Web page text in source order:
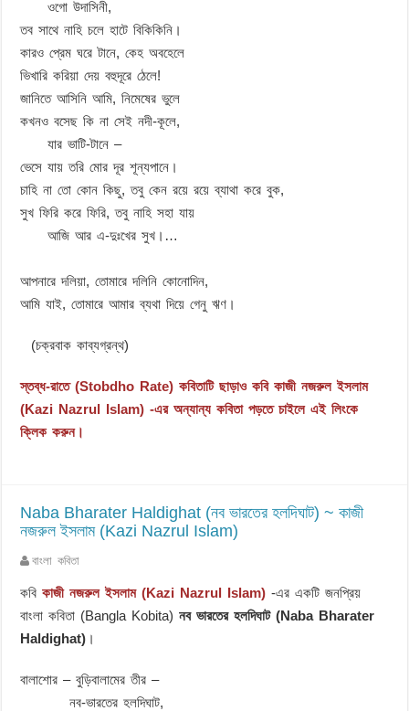
ওগো উদাসিনী,
তব সাথে নাহি চলে হাটে বিকিকিনি।
কারও প্রেম ঘরে টানে, কেহ অবহেলে
ভিখারি করিয়া দেয় বহুদূরে ঠেলে!
জানিতে আসিনি আমি, নিমেষের ভুলে
কখনও বসেছ কি না সেই নদী-কূলে,
যার ভাটি-টানে –
ভেসে যায় তরি মোর দূর শূন্যপানে।
চাহি না তো কোন কিছু, তবু কেন রয়ে রয়ে ব্যাথা করে বুক,
সুখ ফিরি করে ফিরি, তবু নাহি সহা যায়
আজি আর এ-দুঃখের সুখ।…
আপনারে দলিয়া, তোমারে দলিনি কোনোদিন,
আমি যাই, তোমারে আমার ব্যথা দিয়ে গেনু ঋণ।
(চক্রবাক কাব্যগ্রন্থ)
স্তব্ধ-রাতে (Stobdho Rate) কবিতাটি ছাড়াও কবি কাজী নজরুল ইসলাম
(Kazi Nazrul Islam) -এর অন্যান্য কবিতা পড়তে চাইলে এই লিংকে
ক্লিক করুন।
Naba Bharater Haldighat (নব ভারতের হলদিঘাট) ~ কাজী
নজরুল ইসলাম (Kazi Nazrul Islam)
বাংলা কবিতা
কবিকাজী নজরুল ইসলাম (Kazi Nazrul Islam) -এর একটি জনপ্রিয়
বাংলা কবিতা (Bangla Kobita)নব ভারতের হলদিঘাট (Naba Bharater
Haldighat) ।
বালাশোর – বুড়িবালামের তীর –
নব-ভারতের হলদিঘাট,